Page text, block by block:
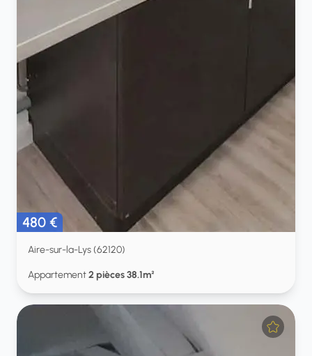
480 €
Aire-sur-la-Lys (62120)
Appartement2 pièces 38.1m²